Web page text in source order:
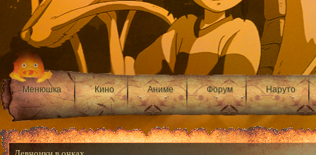
Менюшка Кино Аниме Форум Наруто